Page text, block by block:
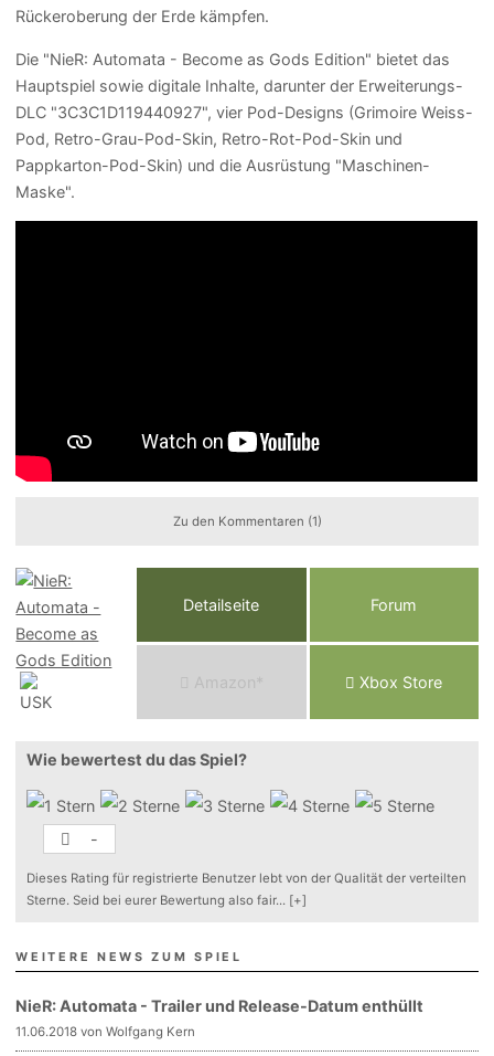
Rückeroberung der Erde kämpfen.
Die "NieR: Automata - Become as Gods Edition" bietet das
Hauptspiel sowie digitale Inhalte, darunter der Erweiterungs-
DLC "3C3C1D119440927", vier Pod-Designs (Grimoire Weiss-
Pod, Retro-Grau-Pod-Skin, Retro-Rot-Pod-Skin und
Pappkarton-Pod-Skin) und die Ausrüstung "Maschinen-
Maske".
Zu den Kommentaren (1)
Detailseite Forum
Ama o n* Xbox Store
Wie bewertest du das Spiel?
-
Dieses Rating für registrierte Benutzer lebt von der Qualität der verteilten
Sterne. Seid bei eurer Bewertung also fair... [+]
WEITERE NEWS ZUM SPIEL
NieR: Automata - Trailer und Release-Datum enthüllt
11.06.2018 von Wolfgang Kern